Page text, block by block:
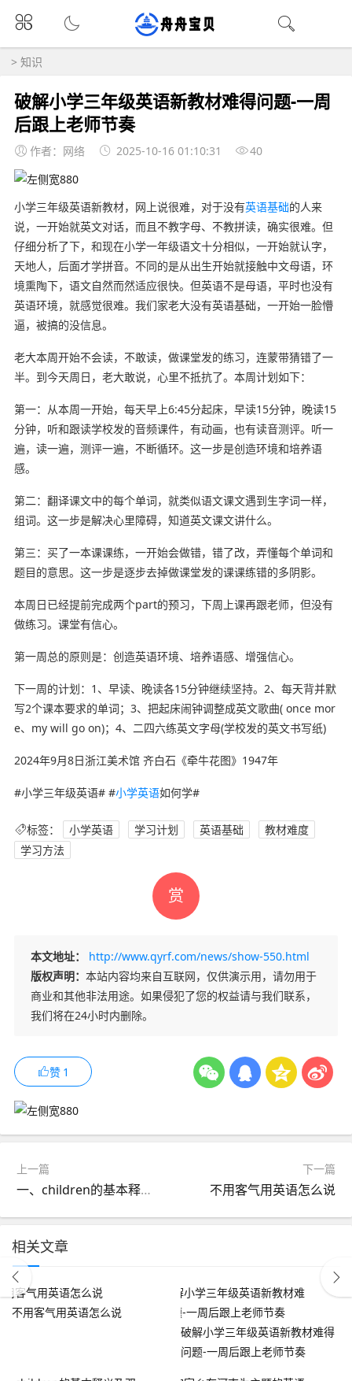
> 知识
破解小学三年级英语新教材难得问题-一周
后跟上老师节奏
作者：网络 2025-10-16 01:10:31 40
小学三年级英语新教材，网上说很难，对于没有英语基础的人来
说，一开始就英文对话，而且不教字母、不教拼读，确实很难。但
仔细分析了下，和现在小学一年级语文十分相似，一开始就认字，
天地人，后面才学拼音。不同的是从出生开始就接触中文母语，环
境熏陶下，语文自然而然适应很快。但英语不是母语，平时也没有
英语环境，就感觉很难。我们家老大没有英语基础，一开始一脸懵
逼，被搞的没信息。
老大本周开始不会读，不敢读，做课堂发的练习，连蒙带猜错了一
半。到今天周日，老大敢说，心里不抵抗了。本周计划如下：
第一：从本周一开始，每天早上6:45分起床，早读15分钟，晚读15
分钟，听和跟读学校发的音频课件，有动画，也有读音测评。听一
遍，读一遍，测评一遍，不断循环。这一步是创造环境和培养语
感。
第二：翻译课文中的每个单词，就类似语文课文遇到生字词一样，
组词。这一步是解决心里障碍，知道英文课文讲什么。
第三：买了一本课课练，一开始会做错，错了改，弄懂每个单词和
题目的意思。这一步是逐步去掉做课堂发的课课练错的多阴影。
本周日已经提前完成两个part的预习，下周上课再跟老师，但没有
做练习。课堂有信心。
第一周总的原则是：创造英语环境、培养语感、增强信心。
下一周的计划：1、早读、晚读各15分钟继续坚持。2、每天背并默
写2个课本要求的单词；3、把起床闹钟调整成英文歌曲( once mor
e、my will go on)；4、二四六练英文字母(学校发的英文书写纸)
2024年9月8日浙江美术馆 齐白石《牵牛花图》1947年
#小学三年级英语# #小学英语如何学#
标签： 小学英语 学习计划 英语基础
教材难度
学习方法
赏
本文地址：
http://www.qyrf.com/news/show-550.html
版权声明： 本站内容均来自互联网，仅供演示用，请勿用于
商业和其他非法用途。如果侵犯了您的权益请与我们联系，
我们将在24小时内删除。
赞 1
上一篇
一、children的基本释义及双语例句
下一篇
不用客气用英语怎么说
相关文章
不用客气用英语怎么说
破解小学三年级英语新教材难得
问题-一周后跟上老师节奏